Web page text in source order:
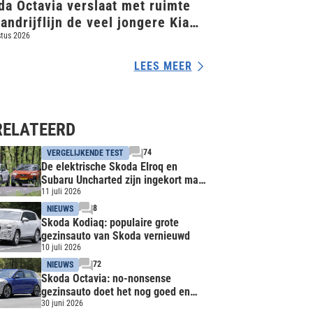
Octavia verslaat met ruimte
de veel jongere Kia
2026
LEES MEER
VERGELIJKENDE TEST 74
De elektrische Skoda Elroq en
Subaru Uncharted zijn ingekort maar
zeker niet afgezaagd
11 juli 2026
NIEUWS
8
Skoda Kodiaq: populaire grote
gezinsauto van Skoda vernieuwd
10 juli 2026
NIEUWS
72
Skoda Octavia: no-nonsense
gezinsauto doet het nog goed en
mag het nog jaren goed doen
30 juni 2026